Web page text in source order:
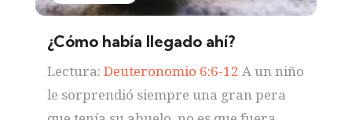
¿Cómo había llegado ahí?
Lectura: Deuteronomio 6:6-12 A un niño
le sorprendió siempre una gran pera